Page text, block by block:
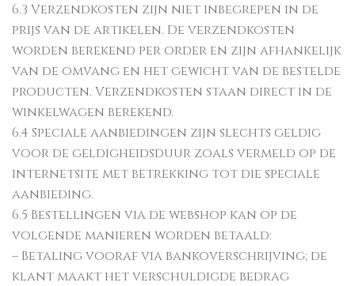
6.3 Verzendkosten zijn niet inbegrepen in de
prijs van de artikelen. De verzendkosten
worden berekend per order en zijn afhankelijk
van de omvang en het gewicht van de bestelde
producten. Verzendkosten staan direct in de
winkelwagen berekend.
6.4 Speciale aanbiedingen zijn slechts geldig
voor de geldigheidsduur zoals vermeld op de
internetsite met betrekking tot die speciale
aanbieding.
6.5 Bestellingen via de webshop kan op de
volgende manieren worden betaald:
– Betaling vooraf via bankoverschrijving; de
klant maakt het verschuldigde bedrag